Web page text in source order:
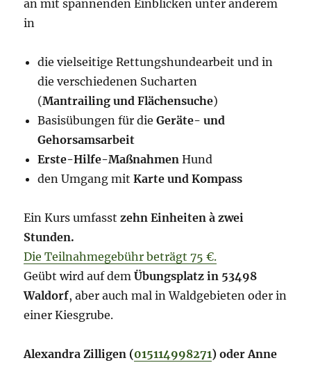
an mit spannenden Einblicken unter anderem
in
die vielseitige Rettungshundearbeit und in
die verschiedenen Sucharten
(Mantrailing und Flächensuche)
Basisübungen für dieGeräte- und
Gehorsamsarbeit
Erste-Hilfe-Maßnahmen Hund
den Umgang mitKarte und Kompass
Ein Kurs umfasstzehn Einheiten à zwei
Stunden.
Die Teilnahmegebühr beträgt 75 €.
Geübt wird auf demÜbungsplatz in 53498
Waldorf, aber auch mal in Waldgebieten oder in
einer Kiesgrube.
Alexandra Zilligen (015114998271) oder Anne